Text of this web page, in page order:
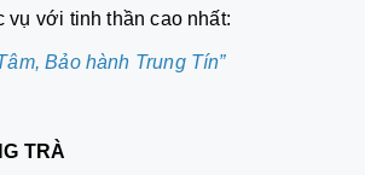
vụ với tinh thần cao nhất:
Bảo hành Trung Tín”
TRÀ